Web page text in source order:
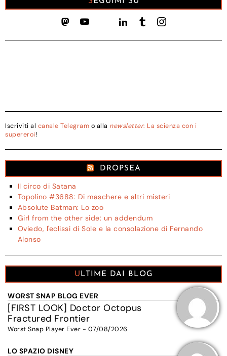
Iscriviti al canale Telegram o alla newsletter: La scienza con i
supereroi!
DROPSEA
Il circo di Satana
Topolino #3688: Di maschere e altri misteri
Absolute Batman: Lo zoo
Girl from the other side: un addendum
Oviedo, l'eclissi di Sole e la consolazione di Fernando
Alonso
ULTIME DAI BLOG
WORST SNAP BLOG EVER
[FIRST LOOK] Doctor Octopus
Fractured Frontier
Worst Snap Player Ever - 07/08/2026
LO SPAZIO DISNEY